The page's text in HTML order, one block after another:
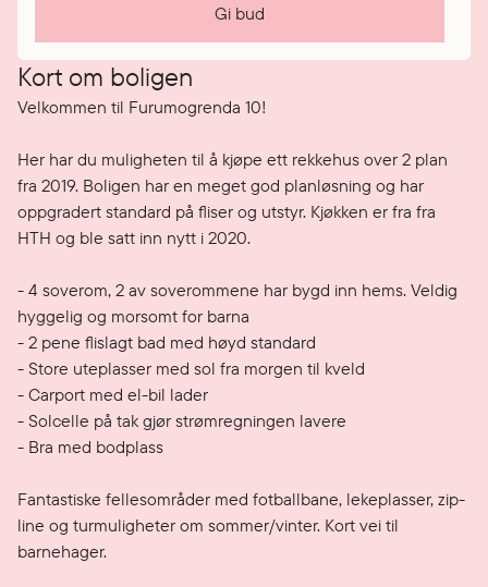
Gi bud
Kort om boligen
Velkommen til Furumogrenda 10!
Her har du muligheten til å kjøpe ett rekkehus over 2 plan
fra 2019. Boligen har en meget god planløsning og har
oppgradert standard på fliser og utstyr. Kjøkken er fra fra
HTH og ble satt inn nytt i 2020.
- 4 soverom, 2 av soverommene har bygd inn hems. Veldig
hyggelig og morsomt for barna
- 2 pene flislagt bad med høyd standard
- Store uteplasser med sol fra morgen til kveld
- Carport med el-bil lader
- Solcelle på tak gjør strømregningen lavere
- Bra med bodplass
Fantastiske fellesområder med fotballbane, lekeplasser, zip-
line og turmuligheter om sommer/vinter. Kort vei til
barnehager.